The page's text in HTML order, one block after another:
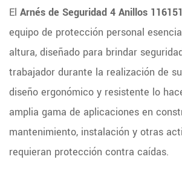
El Arnés de Seguridad 4 Anillos
equipo de protección personal
altura, diseñado para brindar
trabajador durante la realización de
diseño ergonómico y resistente lo
amplia gama de aplicaciones en
mantenimiento, instalación y otras
requieran protección contra caídas.